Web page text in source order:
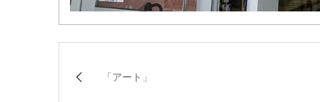
「アート」